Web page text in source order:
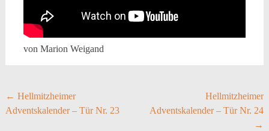
von Marion Weigand
Post
navigation
← Hellmitzheimer
Adventskalender – Tür Nr. 23
Hellmitzheimer
Adventskalender – Tür Nr. 24
→